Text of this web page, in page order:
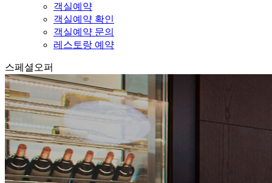
객실예약
객실예약 확인
객실예약 문의
레스토랑 예약
스페셜오퍼